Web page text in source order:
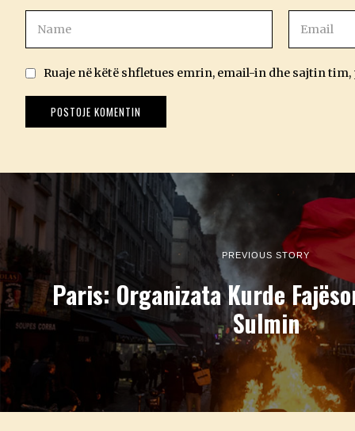
Ruaje në këtë shfletues emrin, email-in dhe sajtin
PREVIOUS STORY
Paris: Organizata Kurde
Sulmin